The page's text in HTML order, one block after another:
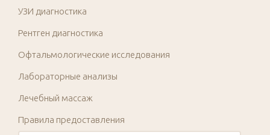
УЗИ диагностика
Рентген диагностика
Офтальмологические исследования
Лабораторные анализы
Лечебный массаж
Правила предоставления